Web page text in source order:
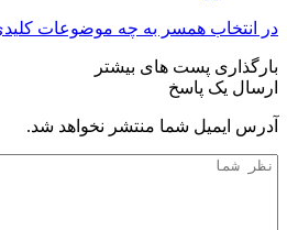
در انتخاب همسر به چه موضوعات
بارگذاری پست های بیشتر
ارسال یک پاسخ
آدرس ایمیل شما منتشر نخواهد شد.